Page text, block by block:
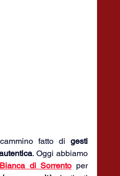
fatto di gesti
. Oggi abbiamo
di Sorrento per